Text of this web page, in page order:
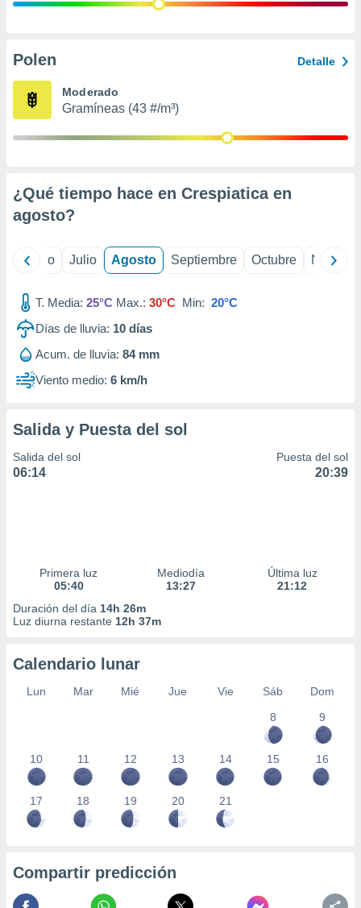
publicidad
de
Polen Detalle
Moderado
Gramíneas (43 #/m³)
¿Qué tiempo hace en Crespiatica en
agosto?
Junio Julio Agosto Septiembre Octubre
T. Media: 25°C Max.: 30°C Min: 20°C
Días de lluvia: 10 días
Acum. de lluvia: 84 mm
Viento medio: 6 km/h
Salida y Puesta del sol
Salida del sol
06:14
Puesta del sol
20:39
Primera luz
05:40
Mediodía
13:27
Última luz
21:12
Duración del día 14h 26m
Luz diurna restante 12h 37m
Calendario lunar
Lun Mar Mié Jue Vie Sáb
Dom
8
9
10 11 12 13 14 15 16
17 18 19 20 21
Compartir predicción